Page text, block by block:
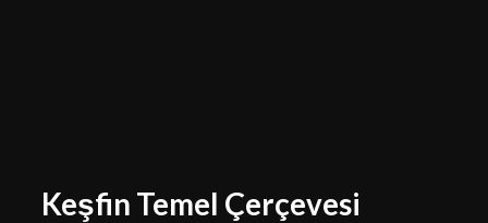
Keşfin Temel Çerçevesi